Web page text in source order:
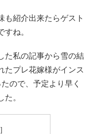
も紹介出来たらゲスト
ね。
た私の記事から雪の結
たプレ花嫁様がインス
ので、予定より早く
。